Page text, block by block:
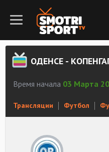
Время начала 03 Марта
Трансляции Футбол